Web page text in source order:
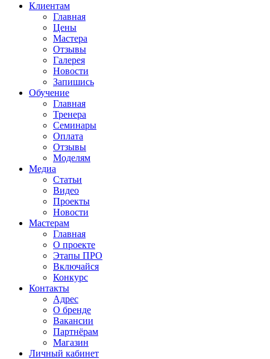
Клиентам
Главная
Цены
Мастера
Отзывы
Галерея
Новости
Запишись
Обучение
Главная
Тренера
Семинары
Оплата
Отзывы
Моделям
Медиа
Статьи
Видео
Проекты
Новости
Мастерам
Главная
О проекте
Этапы ПРО
Включайся
Конкурс
Контакты
Адрес
О бренде
Вакансии
Партнёрам
Магазин
Личный кабинет